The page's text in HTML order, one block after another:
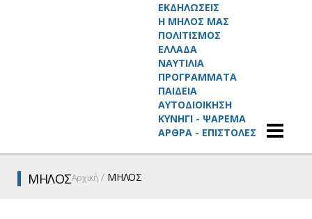
ΕΚΔΗΛΩΣΕΙΣ
Η ΜΗΛΟΣ ΜΑΣ
ΠΟΛΙΤΙΣΜΟΣ
ΕΛΛΑΔΑ
ΝΑΥΤΙΛΙΑ
ΠΡΟΓΡΑΜΜΑΤΑ
ΠΑΙΔΕΙΑ
ΑΥΤΟΔΙΟΙΚΗΣΗ
ΚΥΝΗΓΙ - ΨΑΡΕΜΑ
ΑΡΘΡΑ - ΕΠΙΣΤΟΛΕΣ
ΜΗΛΟΣΑρχική ΜΗΛΟΣ